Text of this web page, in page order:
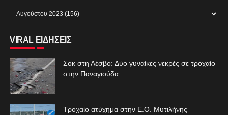
VIRAL ΕΙΔΗΣΕΙΣ
Σοκ στη Λέσβο: Δύο γυναίκες νεκρές σε τροχαίο
στην Παναγιούδα
Τροχαίο ατύχημα στην Ε.Ο. Μυτιλήνης –